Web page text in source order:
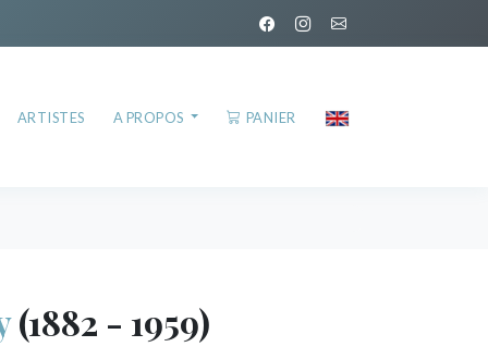
ARTISTES A PROPOS PANIER
(1882 - 1959)